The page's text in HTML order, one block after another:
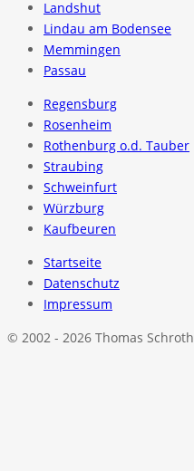
Landshut
Lindau am Bodensee
Memmingen
Passau
Regensburg
Rosenheim
Rothenburg o.d. Tauber
Straubing
Schweinfurt
Würzburg
Kaufbeuren
Startseite
Datenschutz
Impressum
© 2002 - 2026 Thomas Schroth